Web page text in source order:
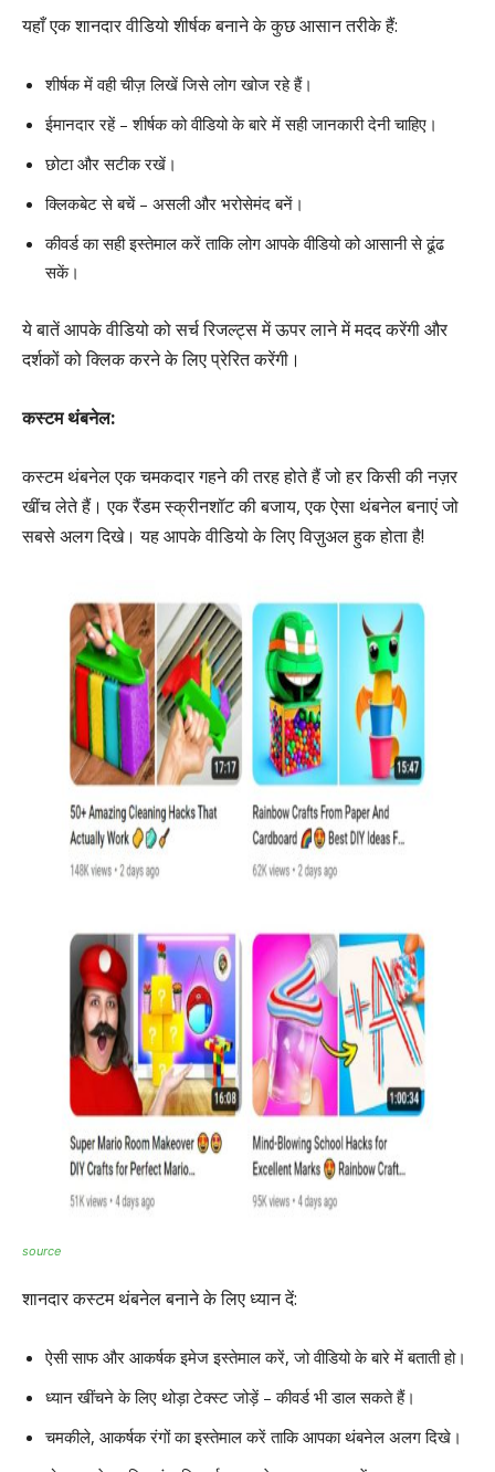
यहाँ एक शानदार वीडियो शीर्षक बनाने के कुछ आसान तरीके हैं:
शीर्षक में वही चीज़ लिखें जिसे लोग खोज रहे हैं।
ईमानदार रहें – शीर्षक को वीडियो के बारे में सही जानकारी देनी चाहिए।
छोटा और सटीक रखें।
क्लिकबेट से बचें – असली और भरोसेमंद बनें।
कीवर्ड का सही इस्तेमाल करें ताकि लोग आपके वीडियो को आसानी से ढूंढ
सकें।
ये बातें आपके वीडियो को सर्च रिजल्ट्स में ऊपर लाने में मदद करेंगी और
दर्शकों को क्लिक करने के लिए प्रेरित करेंगी।
कस्टम थंबनेल:
कस्टम थंबनेल एक चमकदार गहने की तरह होते हैं जो हर किसी की नज़र
खींच लेते हैं। एक रैंडम स्क्रीनशॉट की बजाय, एक ऐसा थंबनेल बनाएं जो
सबसे अलग दिखे। यह आपके वीडियो के लिए विज़ुअल हुक होता है!
source
शानदार कस्टम थंबनेल बनाने के लिए ध्यान दें:
ऐसी साफ और आकर्षक इमेज इस्तेमाल करें, जो वीडियो के बारे में बताती हो।
ध्यान खींचने के लिए थोड़ा टेक्स्ट जोड़ें – कीवर्ड भी डाल सकते हैं।
चमकीले, आकर्षक रंगों का इस्तेमाल करें ताकि आपका थंबनेल अलग दिखे।